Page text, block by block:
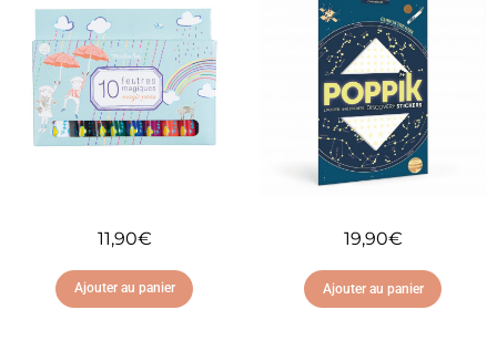
11,90€
Ajouter au panier
19,90€
Ajouter au panier